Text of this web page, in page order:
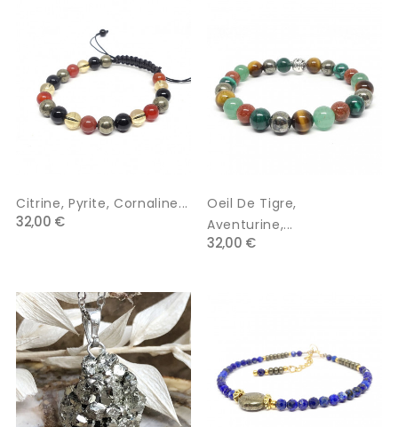
Citrine, Pyrite, Cornaline...
32,00 €
Oeil De Tigre,
Aventurine,...
32,00 €